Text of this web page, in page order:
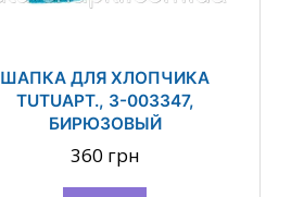
ШАПКА ДЛЯ ХЛОПЧИКА
TUTUАРТ., 3-003347,
БИРЮЗОВЫЙ
360 грн